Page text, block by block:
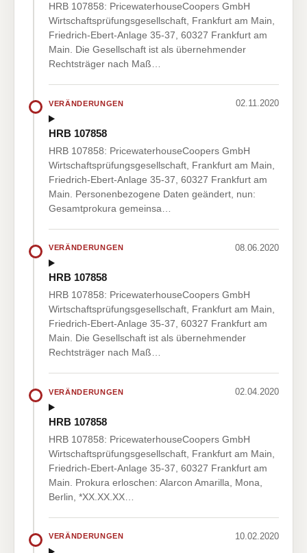
HRB 107858: PricewaterhouseCoopers GmbH
Wirtschaftsprüfungsgesellschaft, Frankfurt am Main,
Friedrich-Ebert-Anlage 35-37, 60327 Frankfurt am
Main. Die Gesellschaft ist als übernehmender
Rechtsträger nach Maß…
VERÄNDERUNGEN 02.11.2020
HRB 107858
HRB 107858: PricewaterhouseCoopers GmbH
Wirtschaftsprüfungsgesellschaft, Frankfurt am Main,
Friedrich-Ebert-Anlage 35-37, 60327 Frankfurt am
Main. Personenbezogene Daten geändert, nun:
Gesamtprokura gemeinsa…
VERÄNDERUNGEN 08.06.2020
HRB 107858
HRB 107858: PricewaterhouseCoopers GmbH
Wirtschaftsprüfungsgesellschaft, Frankfurt am Main,
Friedrich-Ebert-Anlage 35-37, 60327 Frankfurt am
Main. Die Gesellschaft ist als übernehmender
Rechtsträger nach Maß…
VERÄNDERUNGEN 02.04.2020
HRB 107858
HRB 107858: PricewaterhouseCoopers GmbH
Wirtschaftsprüfungsgesellschaft, Frankfurt am Main,
Friedrich-Ebert-Anlage 35-37, 60327 Frankfurt am
Main. Prokura erloschen: Alarcon Amarilla, Mona,
Berlin, *XX.XX.XX…
VERÄNDERUNGEN 10.02.2020